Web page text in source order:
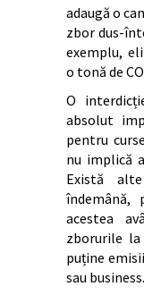
adaugă o
zbor dus-
exemplu,
o tonă de
O
absolut
pentru
nu implică
Există
îndemână,
acestea
zborurile
puține
sau business.